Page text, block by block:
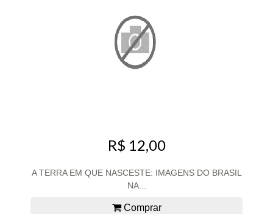
R$ 12,00
A TERRA EM QUE NASCESTE: IMAGENS DO BRASIL
NA...
Comprar